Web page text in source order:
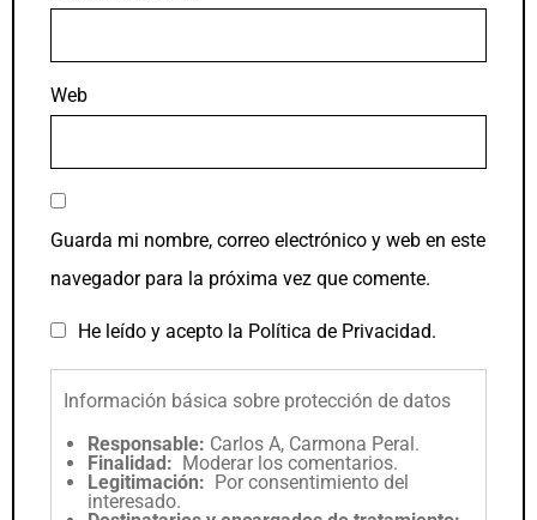
Web
Guarda mi nombre, correo electrónico y web en este
navegador para la próxima vez que comente.
He leído y acepto la Política de Privacidad.
Información básica sobre protección de datos
Responsable: Carlos A, Carmona Peral.
Finalidad: Moderar los comentarios.
Legitimación: Por consentimiento del
interesado.